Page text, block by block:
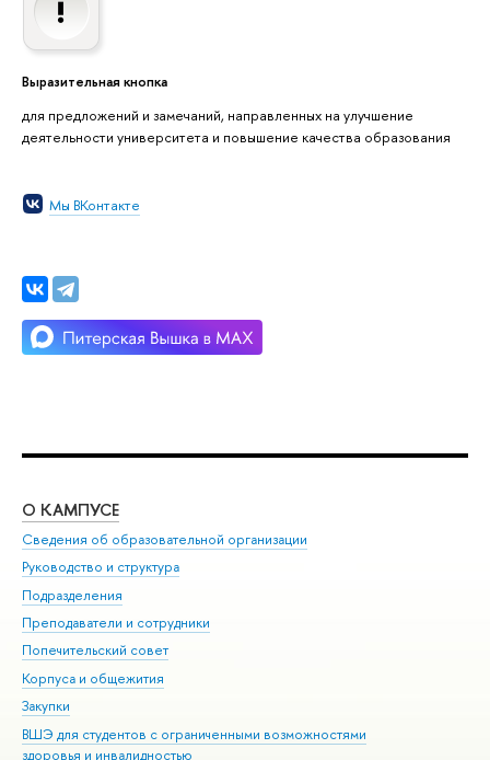
Выразительная кнопка
для предложений и замечаний, направленных на улучшение
деятельности университета и повышение качества образования
Мы ВКонтакте
О КАМПУСЕ
Сведения об образовательной организации
Руководство и структура
Подразделения
Преподаватели и сотрудники
Попечительский совет
Корпуса и общежития
Закупки
ВШЭ для студентов с ограниченными возможностями
здоровья и инвалидностью